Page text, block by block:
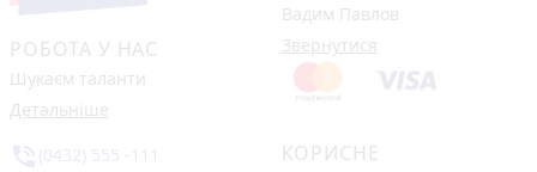
РОБОТА У НАС
Шукаєм таланти
Детальніше
Вадим Павлов
Звернутися
КОРИСНЕ